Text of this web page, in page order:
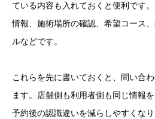
ている内容も入れておくと便利です
情報、施術場所の確認、希望コース
ルなどです。
これらを先に書いておくと、問い合
ます。店舗側も利用者側も同じ情報
予約後の認識違いを減らしやすくなり